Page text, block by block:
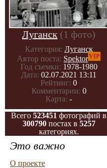
Луганск (1 фото)
Категория: Луганск
Автор поста: SpektorVIP
Год съемки: 1978-1980
Дата: 02.07.2021 13:11
Рейтинг: 0
Комментарии: 0
Карта: -
Всего 523451 фотографий в
300790постах в 5257
категориях.
Это важно
О проекте